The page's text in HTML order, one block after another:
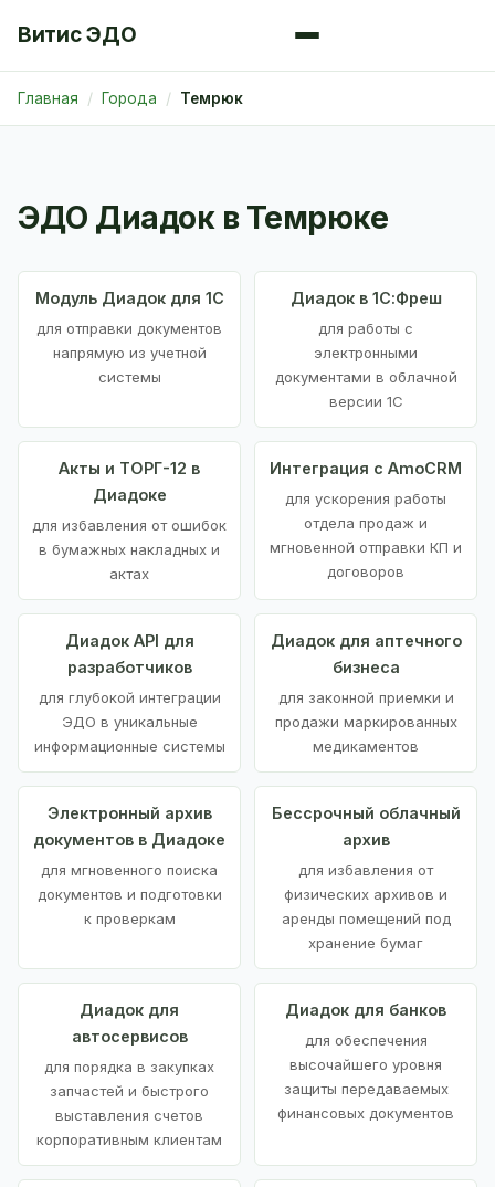
Витис ЭДО
Главная Города Темрюк
ЭДО Диадок в Темрюке
Модуль Диадок для 1С
для отправки документов
напрямую из учетной
системы
Диадок в 1С:Фреш
для работы с
электронными
документами в облачной
версии 1С
Акты и ТОРГ-12 в
Диадоке
для избавления от ошибок
в бумажных накладных и
актах
Интеграция с AmoCRM
для ускорения работы
отдела продаж и
мгновенной отправки КП и
договоров
Диадок API для
разработчиков
для глубокой интеграции
ЭДО в уникальные
информационные системы
Диадок для аптечного
бизнеса
для законной приемки и
продажи маркированных
медикаментов
Электронный архив
документов в Диадоке
для мгновенного поиска
документов и подготовки
к проверкам
Бессрочный облачный
архив
для избавления от
физических архивов и
аренды помещений под
хранение бумаг
Диадок для
автосервисов
для порядка в закупках
запчастей и быстрого
выставления счетов
корпоративным клиентам
Диадок для банков
для обеспечения
высочайшего уровня
защиты передаваемых
финансовых документов